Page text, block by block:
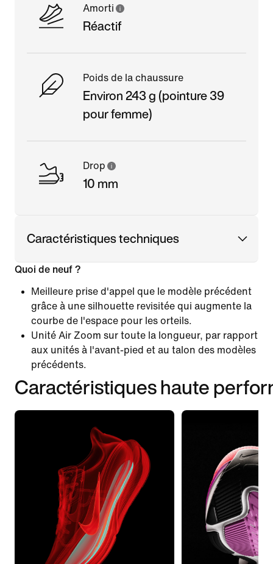
Amorti
Réactif
Poids de la chaussure
Environ 243 g (pointure 39
pour femme)
Drop
10 mm
Caractéristiques techniques
Quoi de neuf ?
Meilleure prise d'appel que le modèle précédent
grâce à une silhouette revisitée qui augmente la
courbe de l'espace pour les orteils.
Unité Air Zoom sur toute la longueur, par rapport
aux unités à l'avant-pied et au talon des modèles
précédents.
Caractéristiques haute